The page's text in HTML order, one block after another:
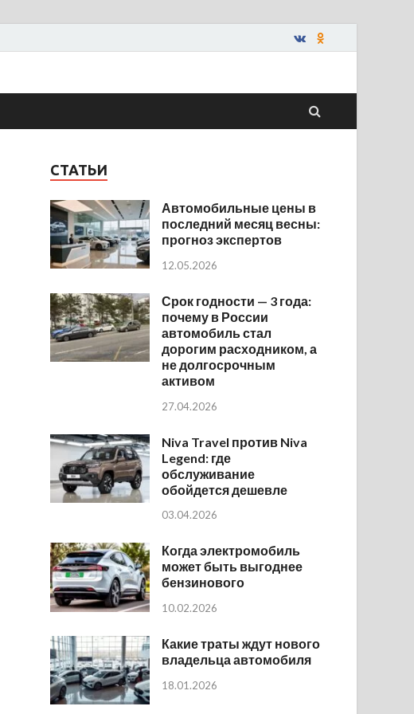
СТАТЬИ
Автомобильные цены в
последний месяц весны:
прогноз экспертов
12.05.2026
Срок годности — 3 года:
почему в России
автомобиль стал
дорогим расходником, а
не долгосрочным
активом
27.04.2026
Niva Travel против Niva
Legend: где
обслуживание
обойдется дешевле
03.04.2026
Когда электромобиль
может быть выгоднее
бензинового
10.02.2026
Какие траты ждут нового
владельца автомобиля
18.01.2026